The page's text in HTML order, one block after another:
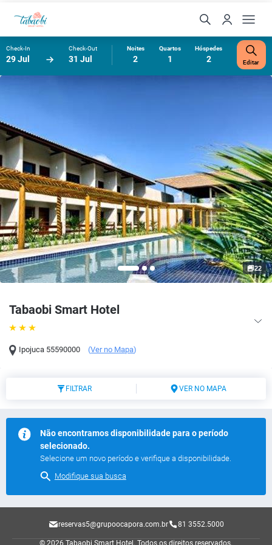
Check-In
29 Jul
Check-Out
31 Jul
Noites
2
Quartos
1
Hóspedes
2 Editar
Tabaobi Smart Hotel
Ipojuca 55590000 (Ver no Mapa)
22
FILTRAR VER NO MAPA
Não encontramos disponibilidade para o período
selecionado.
Selecione um novo período e verifique a disponibilidade.
Modifique sua busca
reservas5@grupoocapora.com.br 81 3552.5000
© 2026 Tabaobi Smart Hotel. Todos os direitos reservados.